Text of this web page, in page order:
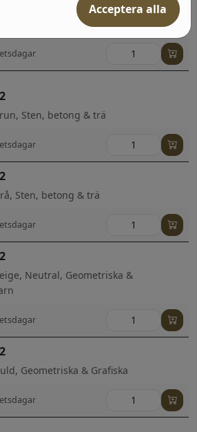
Sten, betong & trä
Sten, betong & trä
Neutral, Geometriska &
Geometriska & Grafiska
Acceptera alla